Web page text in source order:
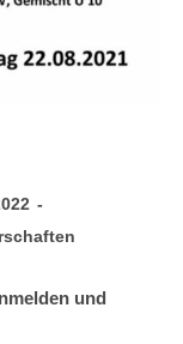
und